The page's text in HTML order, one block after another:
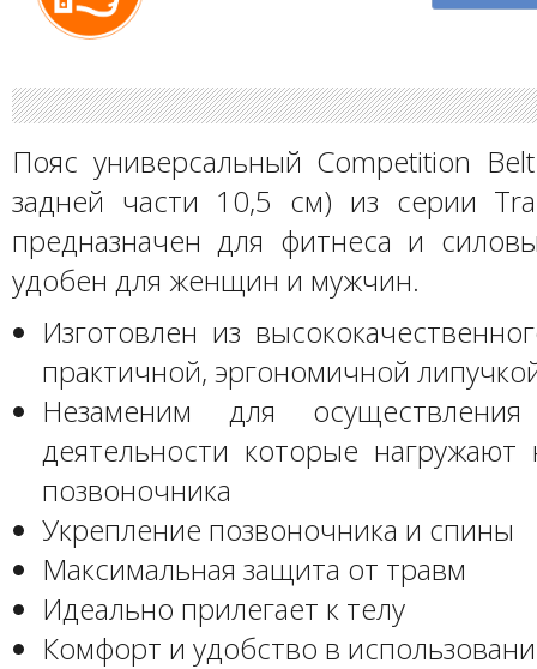
Пояс универсальный Competition
задней части 10,5 см) из серии
предназначен для фитнеса и
удобен для женщин и мужчин.
Изготовлен из
практичной, эргономичной
Незаменим для
деятельности которые
позвоночника
Укрепление позвоночника и спины
Максимальная защита от травм
Идеально прилегает к телу
Комфорт и удобство в